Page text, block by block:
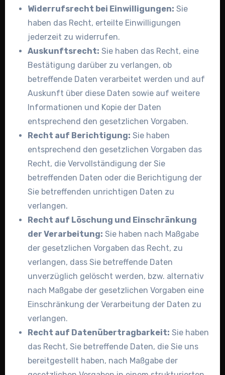
Widerrufsrecht bei Einwilligungen: Sie
haben das Recht, erteilte Einwilligungen
jederzeit zu widerrufen.
Auskunftsrecht: Sie haben das Recht, eine
Bestätigung darüber zu verlangen, ob
betreffende Daten verarbeitet werden und auf
Auskunft über diese Daten sowie auf weitere
Informationen und Kopie der Daten
entsprechend den gesetzlichen Vorgaben.
Recht auf Berichtigung: Sie haben
entsprechend den gesetzlichen Vorgaben das
Recht, die Vervollständigung der Sie
betreffenden Daten oder die Berichtigung der
Sie betreffenden unrichtigen Daten zu
verlangen.
Recht auf Löschung und Einschränkung
der Verarbeitung: Sie haben nach Maßgabe
der gesetzlichen Vorgaben das Recht, zu
verlangen, dass Sie betreffende Daten
unverzüglich gelöscht werden, bzw. alternativ
nach Maßgabe der gesetzlichen Vorgaben eine
Einschränkung der Verarbeitung der Daten zu
verlangen.
Recht auf Datenübertragbarkeit: Sie haben
das Recht, Sie betreffende Daten, die Sie uns
bereitgestellt haben, nach Maßgabe der